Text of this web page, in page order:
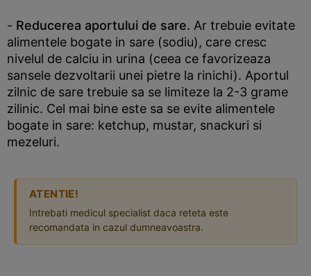
- Reducerea aportului de sare. Ar trebuie evitate
alimentele bogate in sare (sodiu), care cresc
nivelul de calciu in urina (ceea ce favorizeaza
sansele dezvoltarii unei pietre la rinichi). Aportul
zilnic de sare trebuie sa se limiteze la 2-3 grame
zilinic. Cel mai bine este sa se evite alimentele
bogate in sare: ketchup, mustar, snackuri si
mezeluri.
ATENTIE!
Intrebati medicul specialist daca reteta este
recomandata in cazul dumneavoastra.